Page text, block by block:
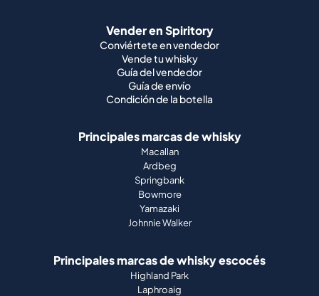
Vender en Spiritory
Conviértete en vendedor
Vende tu whisky
Guía del vendedor
Guía de envío
Condición de la botella
Principales marcas de whisky
Macallan
Ardbeg
Springbank
Bowmore
Yamazaki
Johnnie Walker
Principales marcas de whisky escocés
Highland Park
Laphroaig